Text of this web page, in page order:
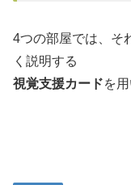
4つの部屋では、そ
く説明する
視覚支援カードを